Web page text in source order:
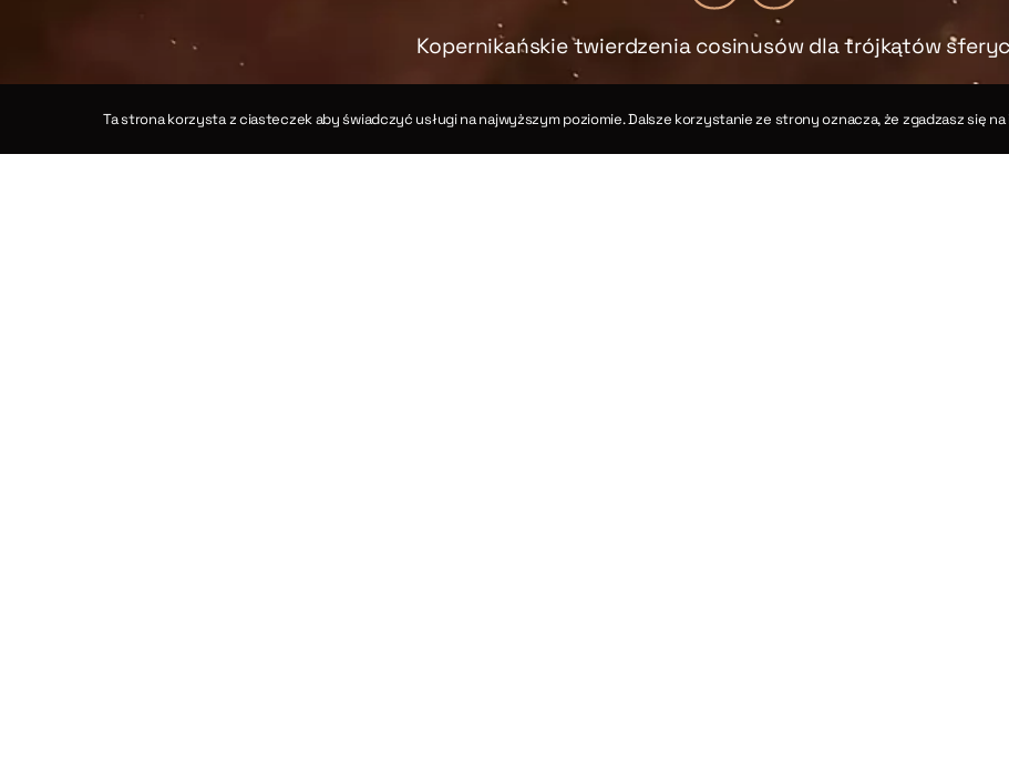
Kopernikańskie twierdzenia cosinusów dla trójkątów
Ta strona korzysta z ciasteczek aby świadczyć usługi na najwyższym poziomie. Dalsze korzystanie ze strony oznacza, że zgadzasz się